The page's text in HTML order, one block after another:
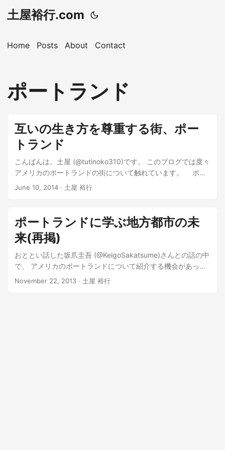
土屋裕行.com
Home Posts About Contact
ポートランド
互いの生き方を尊重する街、ポー
トランド
こんばんは。土屋 (@tutinoko310)です。 このブログでは度々
アメリカのポートランドの街について触れています。 ポー
トランドに学ぶ地方都市の未来(再掲) 自由に意見が言える場
をきっかけに、 自分でもポートランドはどんな街なのか気に
なるようになりました。...
June 10, 2014 · 土屋 裕行
ポートランドに学ぶ地方都市の未
来(再掲)
おととい話した坂爪圭吾 (@KeigoSakatsume)さんとの話の中
で、 アメリカのポートランドについて紹介する機会があった
ので、 以前ポートランドについて書いた記事を再掲します。
November 22, 2013 · 土屋 裕行